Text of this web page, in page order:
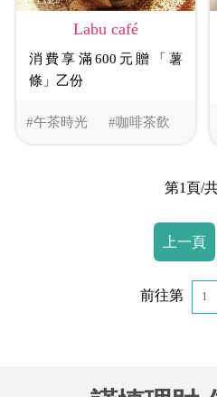
#午茶時光 #咖啡茶飲
Labu café
消費享滿600元贈「薯
條」乙份
第1頁/
上一頁
前往第